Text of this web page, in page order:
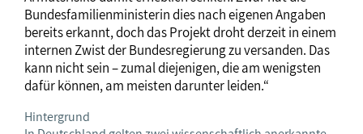
Bundesfamilienministerin dies nach eigenen Angaben
bereits erkannt, doch das Projekt droht derzeit in einem
internen Zwist der Bundesregierung zu versanden. Das
kann nicht sein – zumal diejenigen, die am wenigsten
dafür können, am meisten darunter leiden.“
Hintergrund